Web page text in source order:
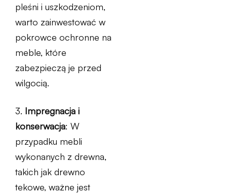
pleśni i uszkodzeniom,
warto zainwestować w
pokrowce ochronne na
meble, które
zabezpieczą je przed
wilgocią.
3. Impregnacja i
konserwacja: W
przypadku mebli
wykonanych z drewna,
takich jak drewno
tekowe, ważne jest